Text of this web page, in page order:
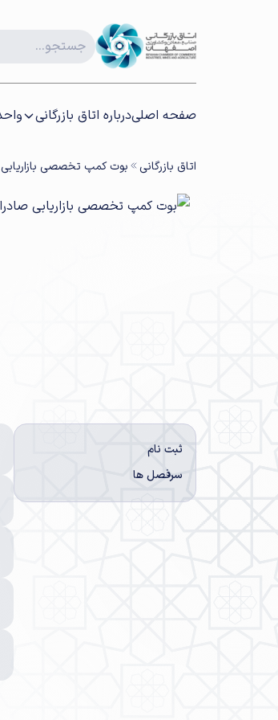
صفحه اصلیدرباره اتاق بازرگانی
اتاق بازرگانی بوت کمپ تخصصی بازاریابی
ثبت نام
سرفصل ها